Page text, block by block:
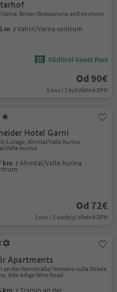
Varna, Brixen/Bressanone and environs
m z Vahrn/Varna centrum
Südtirol Guest Pass
Od 90€
1 noc / 1 byt Včetně DPH
Hotel Garni
Lutago, Ahrntal/Valle Aurina,
Valle Aurina
km z Ahrntal/Valle Aurina
Od 72€
1 noc / 2 osob(y) Včetně DPH
Apartments
an der Weinstraße/Termeno sulla Strada
Alto Adige Wine Road
km z Tramin an der